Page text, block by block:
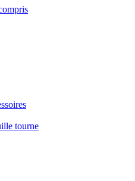
tourne